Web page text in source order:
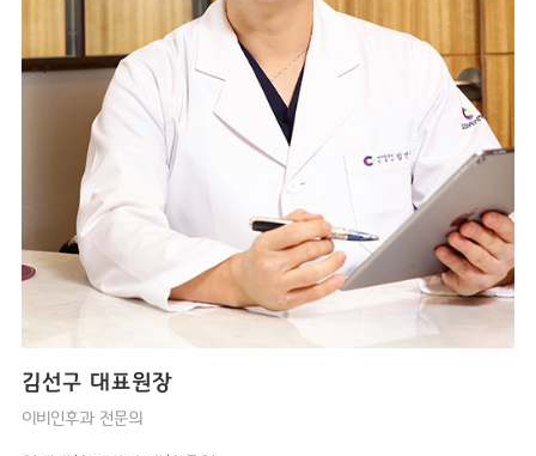
김선구 대표원장
이비인후과 전문의